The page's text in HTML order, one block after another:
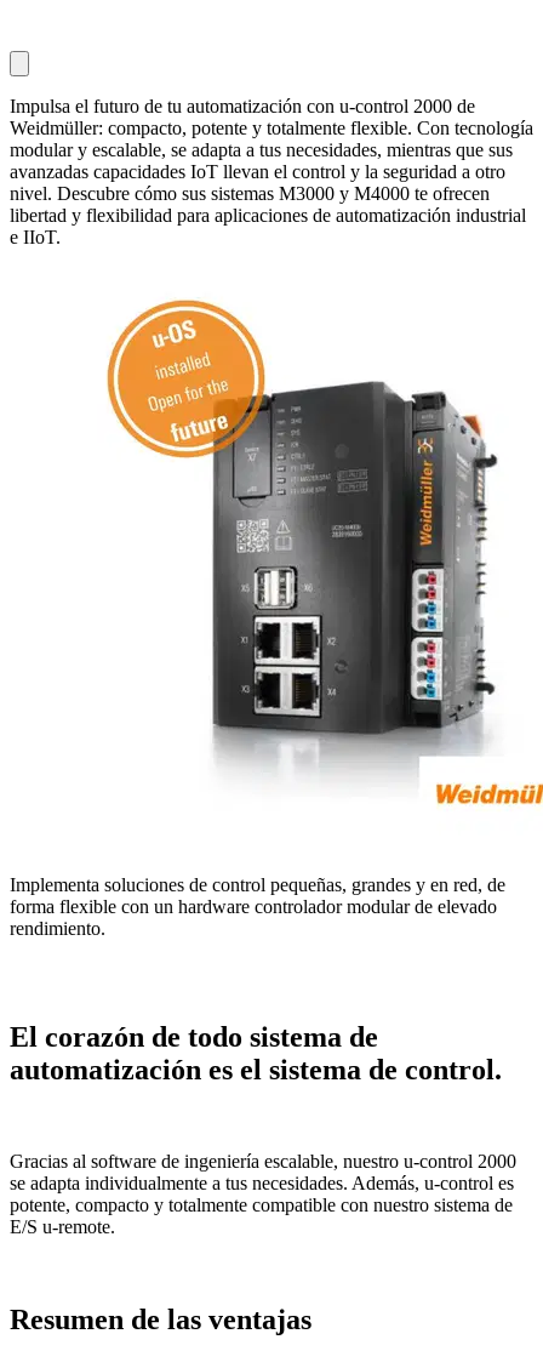
Impulsa el futuro de tu automatización con u-control 2000 de
Weidmüller: compacto, potente y totalmente flexible. Con tecnología
modular y escalable, se adapta a tus necesidades, mientras que sus
avanzadas capacidades IoT llevan el control y la seguridad a otro
nivel. Descubre cómo sus sistemas M3000 y M4000 te ofrecen
libertad y flexibilidad para aplicaciones de automatización industrial
e IIoT.
Implementa soluciones de control pequeñas, grandes y en red, de
forma flexible con un hardware controlador modular de elevado
rendimiento.
El corazón de todo sistema de
automatización es el sistema de control.
Gracias al software de ingeniería escalable, nuestro u-control 2000
se adapta individualmente a tus necesidades. Además, u-control es
potente, compacto y totalmente compatible con nuestro sistema de
E/S u-remote.
Resumen de las ventajas